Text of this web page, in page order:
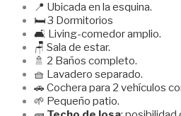
📍 Ubicada en la esquina.
🛏️ 3 Dormitorios
🛋️ Living-comedor amplio.
🪑 Sala de estar.
🚿 2 Baños completo.
🧺 Lavadero separado.
🚗 Cochera para 2 vehículos
🌱 Pequeño patio.